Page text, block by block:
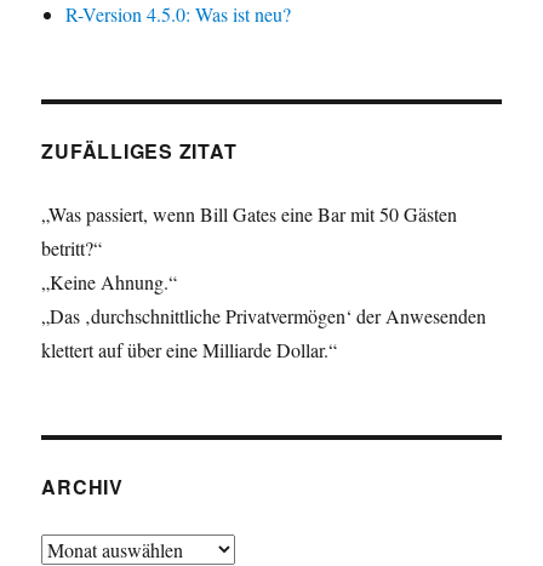
R-Version 4.5.0: Was ist neu?
ZUFÄLLIGES ZITAT
„Was passiert, wenn Bill Gates eine Bar mit 50 Gästen
betritt?“
„Keine Ahnung.“
„Das ‚durchschnittliche Privatvermögen‘ der Anwesenden
klettert auf über eine Milliarde Dollar.“
ARCHIV
Archiv